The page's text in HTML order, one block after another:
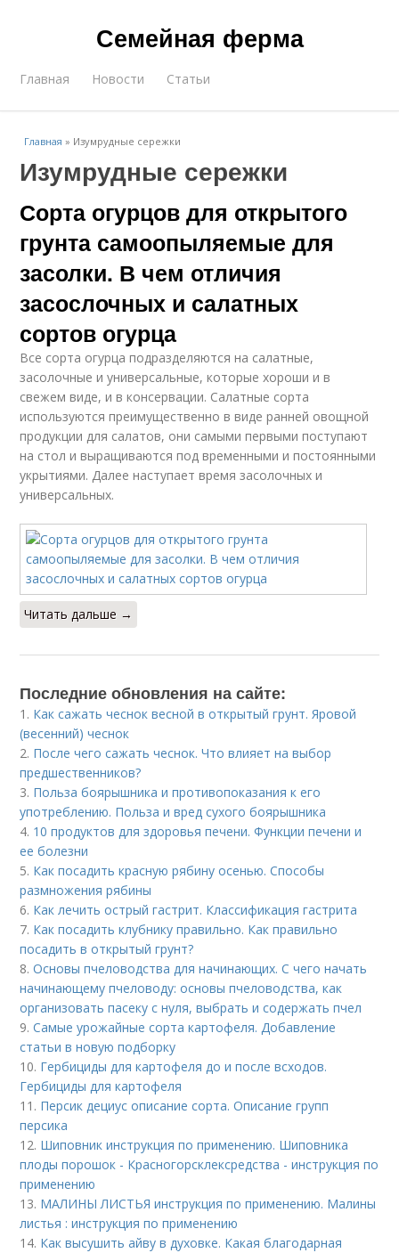
Семейная ферма
Главная Новости Статьи
Главная » Изумрудные сережки
Изумрудные сережки
Сорта огурцов для открытого
грунта самоопыляемые для
засолки. В чем отличия
засослочных и салатных
сортов огурца
Все сорта огурца подразделяются на салатные,
засолочные и универсальные, которые хороши и в
свежем виде, и в консервации. Салатные сорта
используются преимущественно в виде ранней овощной
продукции для салатов, они самыми первыми поступают
на стол и выращиваются под временными и постоянными
укрытиями. Далее наступает время засолочных и
универсальных.
Читать дальше →
Последние обновления на сайте:
1. Как сажать чеснок весной в открытый грунт. Яровой
(весенний) чеснок
2. После чего сажать чеснок. Что влияет на выбор
предшественников?
3. Польза боярышника и противопоказания к его
употреблению. Польза и вред сухого боярышника
4. 10 продуктов для здоровья печени. Функции печени и
ее болезни
5. Как посадить красную рябину осенью. Способы
размножения рябины
6. Как лечить острый гастрит. Классификация гастрита
7. Как посадить клубнику правильно. Как правильно
посадить в открытый грунт?
8.Основы пчеловодства для начинающих. С чего начать
начинающему пчеловоду: основы пчеловодства, как
организовать пасеку с нуля, выбрать и содержать пчел
9.Самые урожайные сорта картофеля. Добавление
статьи в новую подборку
10. Гербициды для картофеля до и после всходов.
Гербициды для картофеля
11. Персик дециус описание сорта. Описание групп
персика
12. Шиповник инструкция по применению. Шиповника
плоды порошок - Красногорсклексредства - инструкция по
применению
13. МАЛИНЫ ЛИСТЬЯ инструкция по применению. Малины
листья : инструкция по применению
14. Как высушить айву в духовке. Какая благодарная